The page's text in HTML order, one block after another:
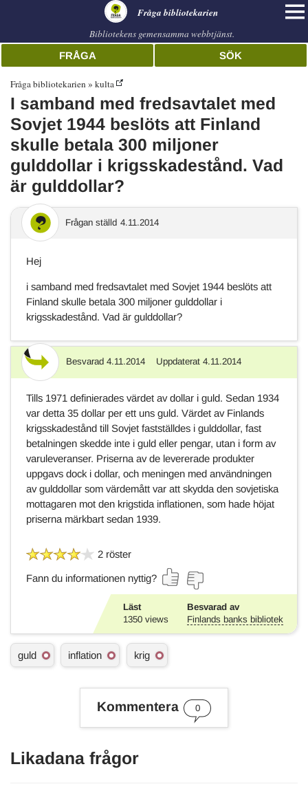
Fråga bibliotekarien
Bibliotekens gemensamma webbtjänst.
FRÅGA SÖK
Fråga bibliotekarien kulta
I samband med fredsavtalet med
Sovjet 1944 beslöts att Finland
skulle betala 300 miljoner
gulddollar i krigsskadestånd. Vad
är gulddollar?
Frågan ställd 4.11.2014
Hej
i samband med fredsavtalet med Sovjet 1944 beslöts att
Finland skulle betala 300 miljoner gulddollar i
krigsskadestånd. Vad är gulddollar?
Svar Besvarad 4.11.2014 Uppdaterat 4.11.2014
Tills 1971 definierades värdet av dollar i guld. Sedan 1934
var detta 35 dollar per ett uns guld. Värdet av Finlands
krigsskadestånd till Sovjet fastställdes i gulddollar, fast
betalningen skedde inte i guld eller pengar, utan i form av
varuleveranser. Priserna av de levererade produkter
uppgavs dock i dollar, och meningen med användningen
av gulddollar som värdemått var att skydda den sovjetiska
mottagaren mot den krigstida inflationen, som hade höjat
priserna märkbart sedan 1939.
2 röster
Fann du informationen nyttig?
Läst
1350 views
Besvarad av
Finlands banks bibliotek
Ä
m
guld inflation krig
Kommentera 0
Likadana frågor